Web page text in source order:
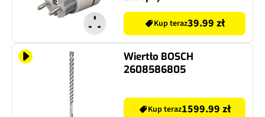
Kup teraz39.99 zł
Wiertło BOSCH
2608586805
Kup teraz1599.99 zł